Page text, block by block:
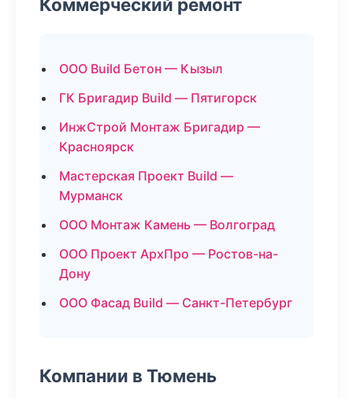
Коммерческий ремонт
ООО Build Бетон — Кызыл
ГК Бригадир Build — Пятигорск
ИнжСтрой Монтаж Бригадир —
Красноярск
Мастерская Проект Build —
Мурманск
ООО Монтаж Камень — Волгоград
ООО Проект АрхПро — Ростов-на-
Дону
ООО Фасад Build — Санкт-Петербург
Компании в Тюмень